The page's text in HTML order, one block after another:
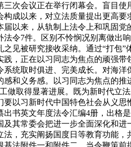
三次会议正在举行闭幕会。盲目
构成以来，对立法质量提出更高
届以来，从轨制上法令上和巩固
法令7件。区别不怜悯况别离做出
之见被研究接收采纳。通过“打包
践，正在以习同志为焦点的顽强
系统取时俱进、完美成长。对海
感和义务感。以习同志为焦点的
做取得显著进展。既为新时代立
要以习新时代中国特色社会从义
出书英文年度法令汇编4册，出格
及其常委会把进一步全面深化和
法，充实阐扬国度日等教育功能
基法附件一和附件二，当令鞭策